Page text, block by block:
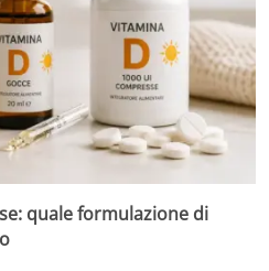
quale formulazione di